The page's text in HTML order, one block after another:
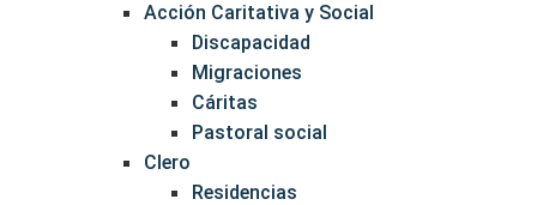
Acción Caritativa y Social
Discapacidad
Migraciones
Cáritas
Pastoral social
Clero
Residencias